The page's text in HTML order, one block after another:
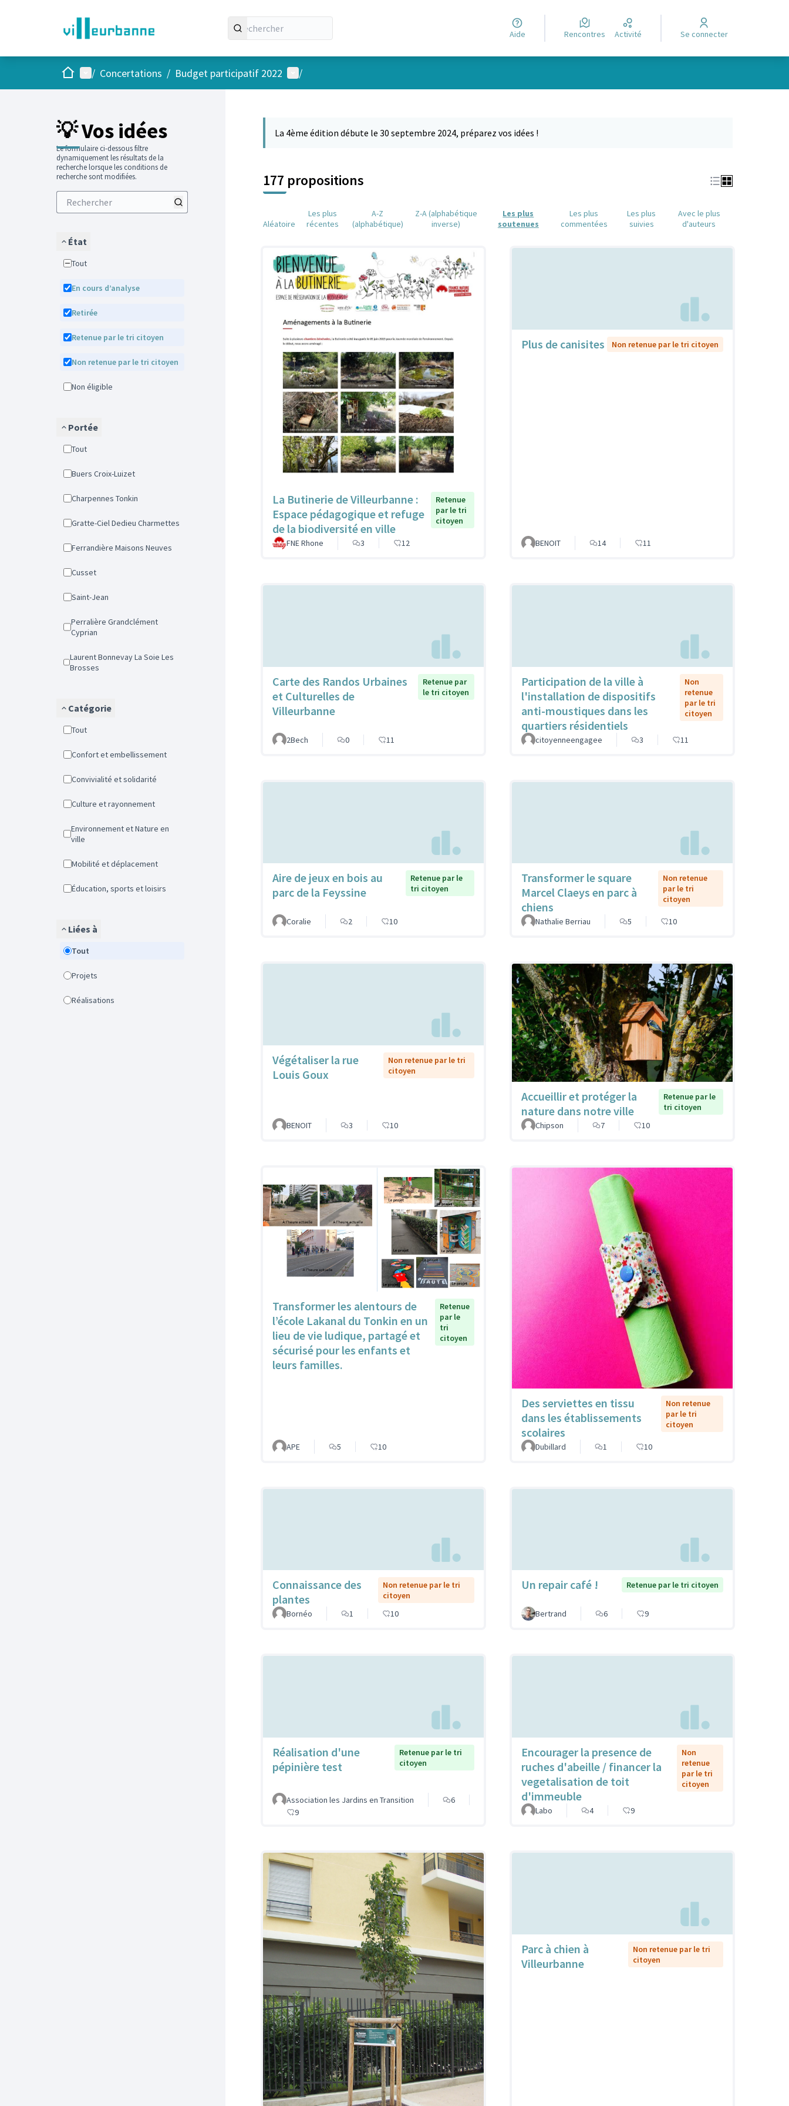
Aide Rencontres Activité Se connecter
AccueilMenu principal
/ Concertations / Budget participatif 2022 Menu utilisateur
/
💡 Vos idées
Le formulaire ci-dessous filtre
dynamiquement les résultats de la
recherche lorsque les conditions de
recherche sont modifiées.
État
Tout
En cours d’analyse
Retirée
Retenue par le tri citoyen
Non retenue par le tri citoyen
Non éligible
Portée
Tout
Buers Croix-Luizet
Charpennes Tonkin
Gratte-Ciel Dedieu Charmettes
Ferrandière Maisons Neuves
Cusset
Saint-Jean
Perralière Grandclément
Cyprian
Laurent Bonnevay La Soie Les
Brosses
Catégorie
Tout
Confort et embellissement
Convivialité et solidarité
Culture et rayonnement
Environnement et Nature en
ville
Mobilité et déplacement
Éducation, sports et loisirs
Liées à
Tout
Projets
Réalisations
La 4ème édition débute le 30 septembre 2024, préparez vos idées !
177 propositions
Aléatoire
Les plus
récentes
A-Z
(alphabétique)
Z-A (alphabétique
inverse)
Les plus
soutenues
Les plus
commentées
Les plus
suivies
Avec le plus
d'auteurs
La Butinerie de Villeurbanne :
Espace pédagogique et refuge
de la biodiversité en ville
Retenue
par le tri
citoyen
FNE Rhone 3 12
Plus de canisites Non retenue par le tri citoyen
BENOIT 14 11
Carte des Randos Urbaines
et Culturelles de
Villeurbanne
Retenue par
le tri citoyen
2Bech 0 11
Participation de la ville à
l'installation de dispositifs
anti-moustiques dans les
quartiers résidentiels
Non
retenue
par le tri
citoyen
citoyenneengagee 3 11
Aire de jeux en bois au
parc de la Feyssine
Retenue par le
tri citoyen
Coralie 2 10
Transformer le square
Marcel Claeys en parc à
chiens
Non retenue
par le tri
citoyen
Nathalie Berriau 5 10
Végétaliser la rue
Louis Goux
Non retenue par le tri
citoyen
BENOIT 3 10
Accueillir et protéger la
nature dans notre ville
Retenue par le
tri citoyen
Chipson
7 10
Transformer les alentours de
l’école Lakanal du Tonkin en un
lieu de vie ludique, partagé et
sécurisé pour les enfants et
leurs familles.
Retenue
par le
tri
citoyen
APE 5 10
Des serviettes en tissu
dans les établissements
scolaires
Non retenue
par le tri
citoyen
Dubillard 1 10
Connaissance des
plantes
Non retenue par le tri
citoyen
Bornéo
1 10
Un repair café ! Retenue par le tri citoyen
Bertrand 6 9
Réalisation d'une
pépinière test
Retenue par le tri
citoyen
Association les Jardins en Transition
6
9
Encourager la presence de
ruches d'abeille / financer la
vegetalisation de toit
d'immeuble
Non
retenue
par le tri
citoyen
Labo 4 9
Parc à chien à
Villeurbanne
Non retenue par le tri
citoyen